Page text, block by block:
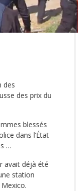
des
des prix du
blessés
dans l‘État
…
avait déjà été
station